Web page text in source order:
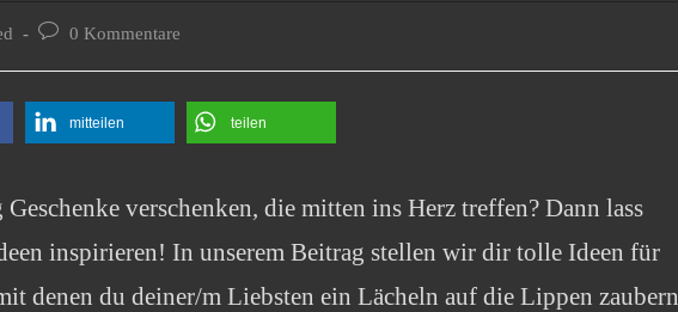
0 Kommentare
mitteilen teilen
verschenken, die mitten ins Herz treffen? Dann lass
inspirieren! In unserem Beitrag stellen wir dir tolle Ideen für
denen du deiner/m Liebsten ein Lächeln auf die Lippen zaubern